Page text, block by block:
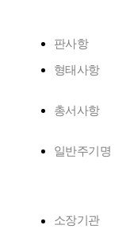
판사항
형태사항
총서사항
일반주기명
소장기관